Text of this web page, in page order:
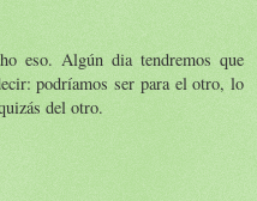
eso. Algún dia tendremos que
podríamos ser para el otro, lo
del otro.